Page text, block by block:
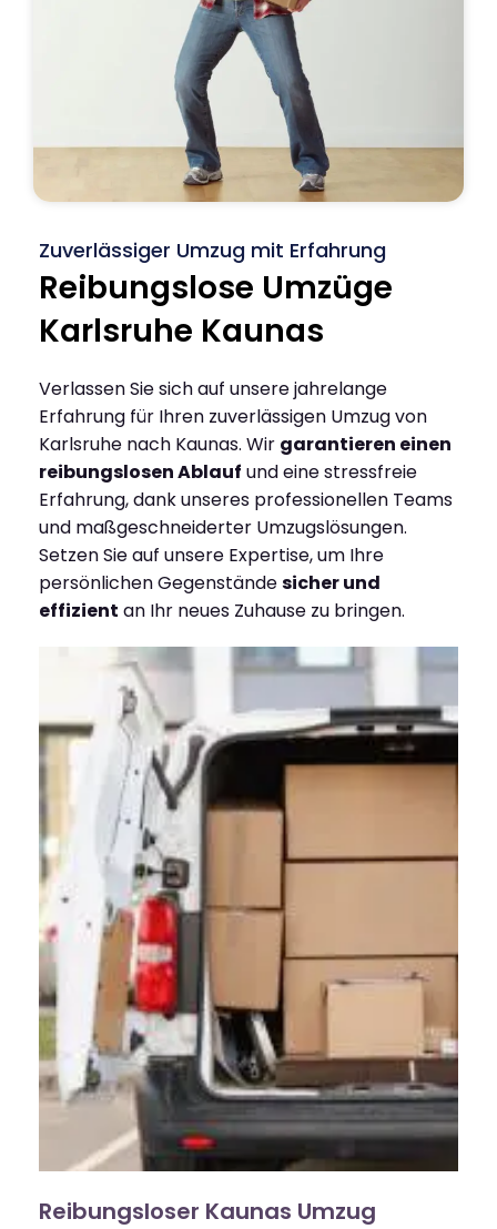
Zuverlässiger Umzug mit Erfahrung
Reibungslose Umzüge
Karlsruhe Kaunas
Verlassen Sie sich auf unsere jahrelange
Erfahrung für Ihren zuverlässigen Umzug von
Karlsruhe nach Kaunas. Wir garantieren einen
reibungslosen Ablauf und eine stressfreie
Erfahrung, dank unseres professionellen Teams
und maßgeschneiderter Umzugslösungen.
Setzen Sie auf unsere Expertise, um Ihre
persönlichen Gegenständesicher und
effizient an Ihr neues Zuhause zu bringen.
Reibungsloser Kaunas Umzug